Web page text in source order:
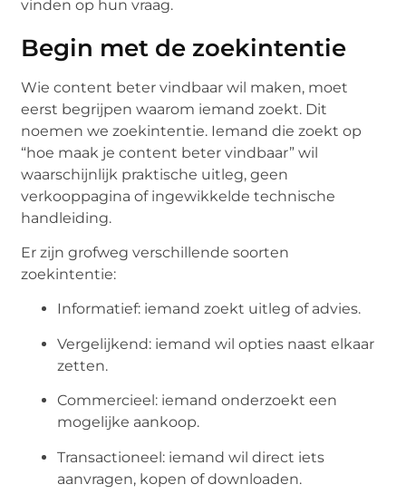
vinden op hun vraag.
Begin met de zoekintentie
Wie content beter vindbaar wil maken, moet
eerst begrijpen waarom iemand zoekt. Dit
noemen we zoekintentie. Iemand die zoekt op
“hoe maak je content beter vindbaar” wil
waarschijnlijk praktische uitleg, geen
verkooppagina of ingewikkelde technische
handleiding.
Er zijn grofweg verschillende soorten
zoekintentie:
Informatief: iemand zoekt uitleg of advies.
Vergelijkend: iemand wil opties naast elkaar
zetten.
Commercieel: iemand onderzoekt een
mogelijke aankoop.
Transactioneel: iemand wil direct iets
aanvragen, kopen of downloaden.